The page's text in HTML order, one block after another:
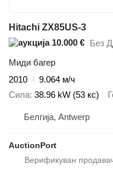
Hitachi ZX85US-3
10.000 € Без
Миди багер
2010
9.064 м/ч
Сила 38.96 kW (53 кс)
Белгија, Antwerp
AuctionPort